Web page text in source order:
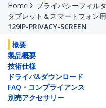
Home
プライバシーフィル
タブレット＆スマートフォン
129IP-PRIVACY-SCREEN
概要
製品概要
技術仕様
ドライバ&ダウンロード
FAQ・コンプライアンス
別売アクセサリー